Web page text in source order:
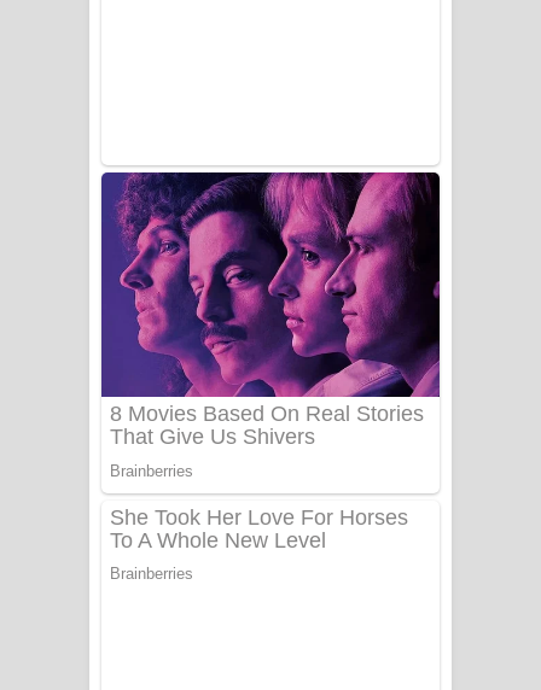
- ලියමුද දැන් අනාගතේ ගීතයේ පද පෙළ
Doni Song Lyrics - දෝණි ගීතයේ පද
පෙළ
Benthara Palame Song Lyrics -
බෙන්තර පාලමේ ගීතයේ පද පෙළ
Sanda Babalena Song Lyrics - සඳ
බැබලෙන ගීතයේ පද පෙළ
Adare Wadi Nisa Song Lyrics - ආදරේ
වැඩි නිසා ගීතයේ පද පෙළ